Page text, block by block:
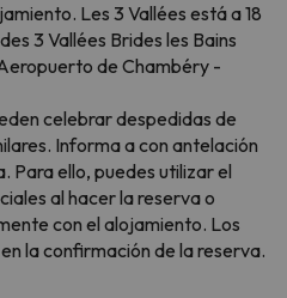
Les 3 Vallées está a 18
3 Vallées Brides les Bains
de Chambéry -
celebrar despedidas de
Informa a con antelación
Para ello, puedes utilizar el
al hacer la reserva o
con el alojamiento. Los
la confirmación de la reserva.